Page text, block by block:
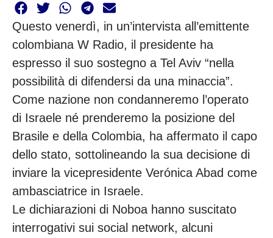
Questo venerdì, in un’intervista all’emittente
colombiana W Radio, il presidente ha
espresso il suo sostegno a Tel Aviv “nella
possibilità di difendersi da una minaccia”.
Come nazione non condanneremo l’operato
di Israele né prenderemo la posizione del
Brasile e della Colombia, ha affermato il capo
dello stato, sottolineando la sua decisione di
inviare la vicepresidente Verónica Abad come
ambasciatrice in Israele.
Le dichiarazioni di Noboa hanno suscitato
interrogativi sui social network, alcuni